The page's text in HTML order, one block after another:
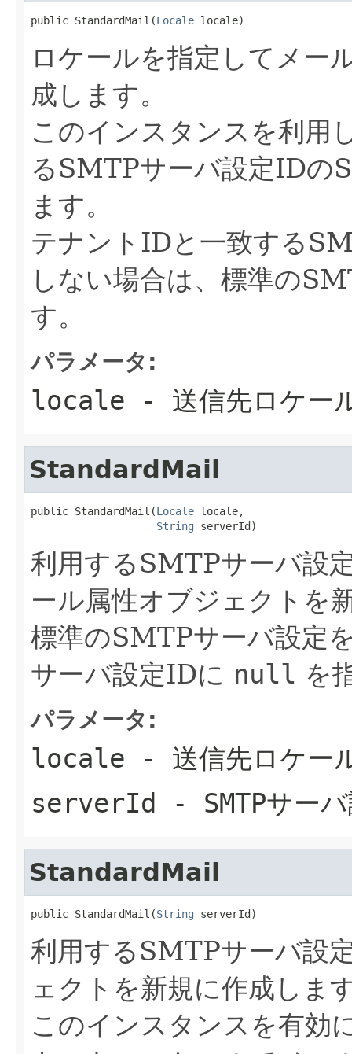
public StandardMail(Locale locale)
ロケールを指定してメー
成します。
このインスタンスを利用
るSMTPサーバ設定IDの
ます。
テナントIDと一致する
しない場合は、標準の
す。
パラメータ:
locale - 送信先ロケー
StandardMail
public StandardMail(Locale locale,
String serverId)
利用するSMTPサーバ設
ール属性オブジェクトを
標準のSMTPサーバ設定
サーバ設定IDに null を
パラメータ:
locale - 送信先ロケー
serverId - SMTPサー
StandardMail
public StandardMail(String serverId)
利用するSMTPサーバ設
ェクトを新規に作成しま
このインスタンスを有効